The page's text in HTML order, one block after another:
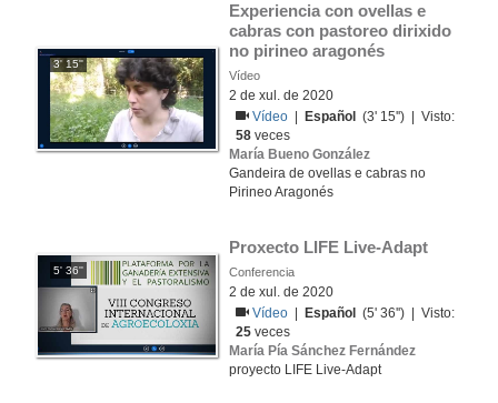
3' 15''
Experiencia con ovellas e
cabras con pastoreo dirixido
no pirineo aragonés
Vídeo
2 de xul. de 2020
Vídeo
Español
(3' 15'') | Visto:
58 veces
María Bueno González
Gandeira de ovellas e cabras no
Pirineo Aragonés
5' 36''
Proxecto LIFE Live-Adapt
Conferencia
2 de xul. de 2020
Vídeo
Español
(5' 36'') | Visto:
25 veces
María Pía Sánchez Fernández
proyecto LIFE Live-Adapt